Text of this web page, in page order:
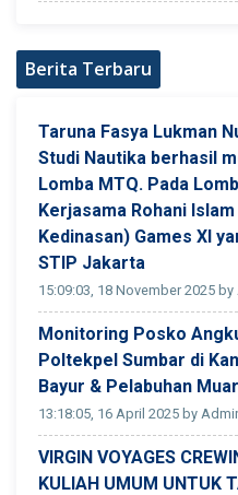
Berita Terbaru
Taruna Fasya Lukman
Studi Nautika berhasil
Lomba MTQ. Pada
Kerjasama Rohani
Kedinasan) Games XI
STIP Jakarta
15:09:03, 18 November 2025
Monitoring Posko
Poltekpel Sumbar di
Bayur & Pelabuhan
13:18:05, 16 April 2025 by
VIRGIN VOYAGES
KULIAH UMUM UNTUK